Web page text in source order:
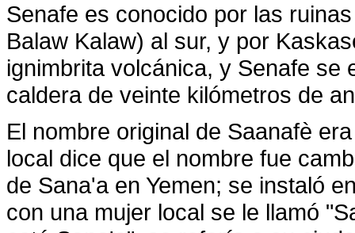
Senafe es conocido por las
Balaw Kalaw) al sur, y por
ignimbrita volcánica, y Senafe se
caldera de veinte kilómetros de
El nombre original de Saanafè
local dice que el nombre fue
de Sana'a en Yemen; se instaló
con una mujer local se le llamó